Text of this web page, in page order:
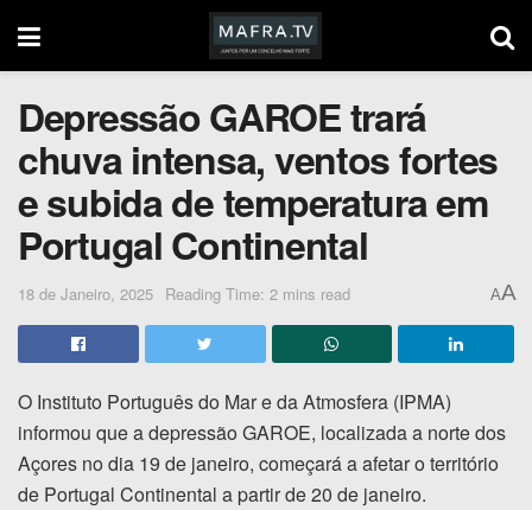
Depressão GAROE trará
chuva intensa, ventos fortes
e subida de temperatura em
Portugal Continental
18 de Janeiro, 2025 Reading Time: 2 mins read AA
O Instituto Português do Mar e da Atmosfera (IPMA)
informou que a depressão GAROE, localizada a norte dos
Açores no dia 19 de janeiro, começará a afetar o território
de Portugal Continental a partir de 20 de janeiro.